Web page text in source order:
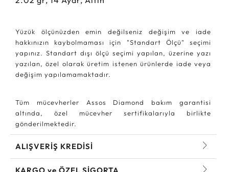
Yüzük ölçünüzden emin değilseniz değişim ve iade
hakkınızın kaybolmaması için "Standart Ölçü" seçimi
yapınız. Standart dışı ölçü seçimi yapılan, üzerine yazı
yazılan, özel olarak üretim istenen ürünlerde iade veya
değişim yapılamamaktadır.
Tüm mücevherler Assos Diamond bakım garantisi
altında, özel mücevher sertifikalarıyla birlikte
gönderilmektedir.
ALIŞVERİŞ KREDİSİ
KARGO ve ÖZEL SİGORTA